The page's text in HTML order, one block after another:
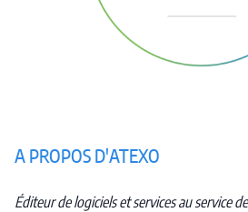
A PROPOS D'ATEXO
Éditeur de logiciels et services au service